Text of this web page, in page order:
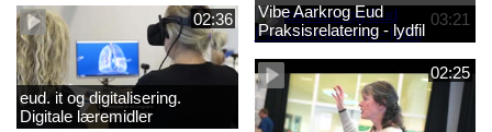
02:36
eud. it og digitalisering.
Digitale læremidler
03:21
Vibe Aarkrog Eud
Praksisrelatering - lydfil
02:25